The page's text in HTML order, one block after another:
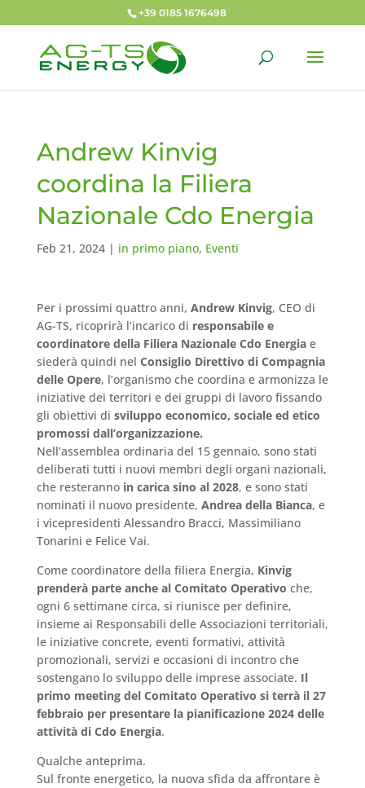
+39 0185 1676498
Andrew Kinvig
coordina la Filiera
Nazionale Cdo Energia
Feb 21, 2024| in primo piano, Eventi
Per i prossimi quattro anni, Andrew Kinvig, CEO di
AG-TS, ricoprirà l’incarico di responsabile e
coordinatore della Filiera Nazionale Cdo Energiae
siederà quindi nel Consiglio Direttivo di Compagnia
delle Opere, l’organismo che coordina e armonizza le
iniziative dei territori e dei gruppi di lavoro fissando
gli obiettivi di sviluppo economico, sociale ed etico
promossi dall’organizzazione.
Nell’assemblea ordinaria del 15 gennaio, sono stati
deliberati tutti i nuovi membri degli organi nazionali,
che resteranno in carica sino al 2028, e sono stati
nominati il nuovo presidente, Andrea della Bianca, e
i vicepresidenti Alessandro Bracci, Massimiliano
Tonarini e Felice Vai.
Come coordinatore della filiera Energia, Kinvig
prenderà parte anche al Comitato Operativo che,
ogni 6 settimane circa, si riunisce per definire,
insieme ai Responsabili delle Associazioni territoriali,
le iniziative concrete, eventi formativi, attività
promozionali, servizi e occasioni di incontro che
sostengano lo sviluppo delle imprese associate. Il
primo meeting del Comitato Operativo si terrà il 27
febbraio per presentare la pianificazione 2024 delle
attività di Cdo Energia.
Qualche anteprima.
Sul fronte energetico, la nuova sfida da affrontare è